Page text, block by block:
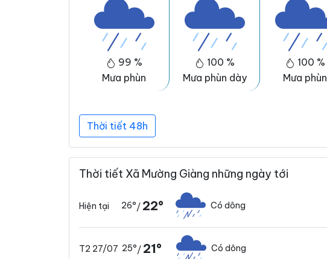
99 %
Mưa phùn
100 %
Mưa phùn dày
100 %
Mưa phùn
Thời tiết 48h
Thời tiết Xã Mường Giàng những ngày tới
Hiện tại 26°/ 22° Có dông
T2 27/07 25°/ 21° Có dông